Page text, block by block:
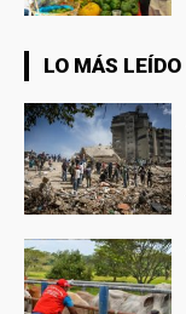
LO MÁS LEÍDO